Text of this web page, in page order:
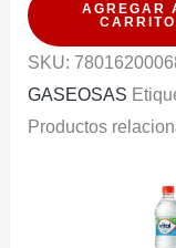
PACK
AGREGAR
CARRITO
SKU:
GASEOSAS
Productos